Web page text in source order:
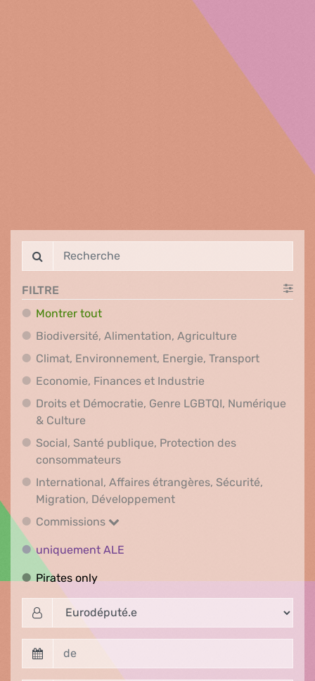
FILTRE
Montrer tout
Biodiversité, Alimentation, Agriculture
Climat, Environnement, Energie, TransportClimat,
Economie, Finances et IndustrieEconomie, Finances
Droits et Démocratie, Genre LGBTQI, Numérique
& Culture
Social, Santé publique, Protection des
consommateursSocial, Santé publique, Protection
International, Affaires étrangères, Sécurité,
Migration, DéveloppementInternational, Affaires
Commissions
Commissions
uniquement ALE
Pirates onlyPirates only